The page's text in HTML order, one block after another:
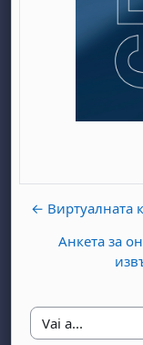
← Виртуалната
Анкета за
Vai a...
1 agosto
domenica 2 agosto
7 agosto
8 agosto
domenica 9 agosto
14 agosto
15 agosto
domenica 16 agosto
domenica 23 agosto